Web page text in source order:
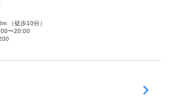
（徒歩10分）
〜20:00